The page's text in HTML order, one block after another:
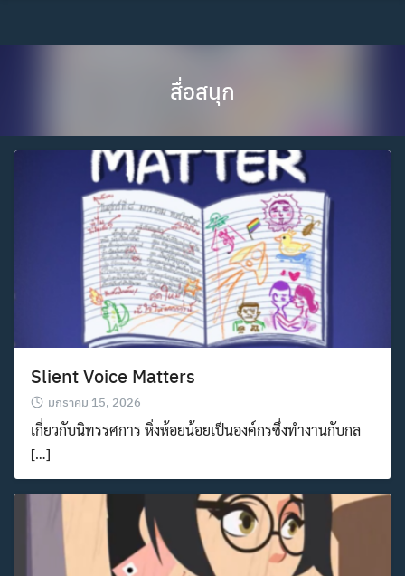
สื่อสนุก
Slient Voice Matters
มกราคม 15, 2026
เกี่ยวกับนิทรรศการ หิ่งห้อยน้อยเป็นองค์กรซึ่งทำงานกับกล
[…]